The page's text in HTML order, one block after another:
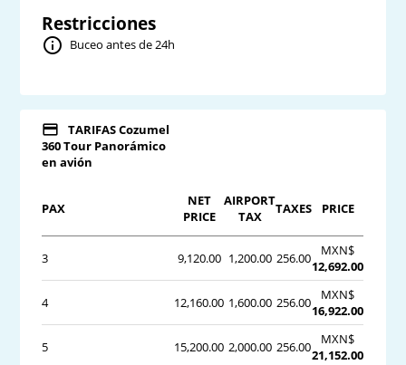
Restricciones
Buceo antes de 24h
TARIFAS Cozumel
360 Tour Panorámico
en avión
PAX
NET
PRICE
AIRPORT
TAX
TAXES PRICE
3 9,120.00 1,200.00 256.00
MXN$
12,692.00
4 12,160.00 1,600.00 256.00
MXN$
16,922.00
5 15,200.00 2,000.00 256.00
MXN$
21,152.00